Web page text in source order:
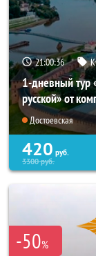
21:00:34
1-дневный тур
русской» от
Достоевская
420 руб.
3300руб.
-50%